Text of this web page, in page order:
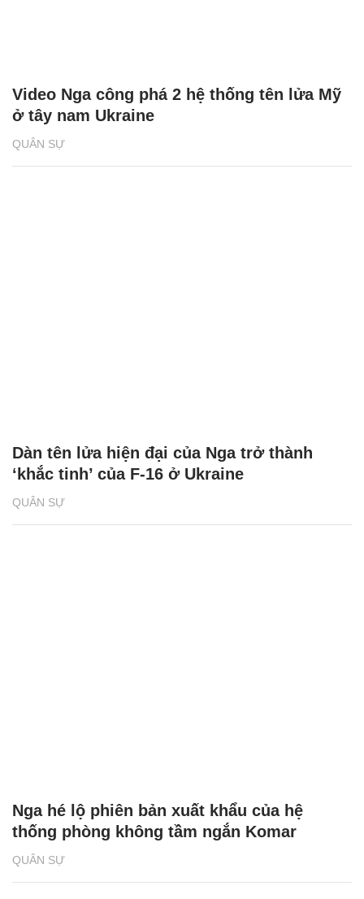
QUÂN SỰ
Video Nga công phá 2 hệ thống tên lửa Mỹ
ở tây nam Ukraine
QUÂN SỰ
Dàn tên lửa hiện đại của Nga trở thành
‘khắc tinh’ của F-16 ở Ukraine
QUÂN SỰ
Nga hé lộ phiên bản xuất khẩu của hệ
thống phòng không tầm ngắn Komar